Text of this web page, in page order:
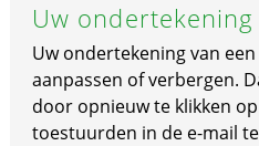
Uw
Uw ondertekening van
aanpassen of verbergen.
door opnieuw te klikken
toestuurden in de e-mail